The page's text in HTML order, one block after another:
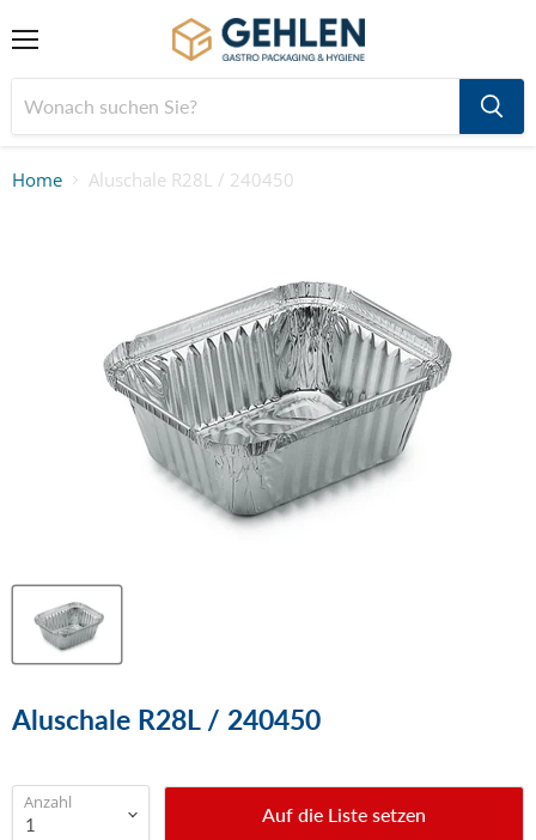
Home Aluschale R28L / 240450
Aluschale R28L / 240450
Anzahl
Auf die Liste setzen